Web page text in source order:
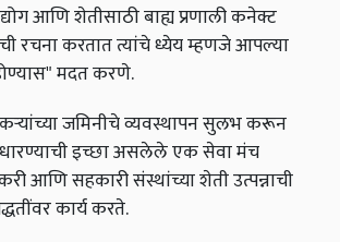
आणि शेतीसाठी बाह्य प्रणाली कनेक्ट
रचना करतात त्यांचे ध्येय म्हणजे आपल्या
मदत करणे.
जमिनीचे व्यवस्थापन सुलभ करून
सुधारण्याची इच्छा असलेले एक सेवा मंच
आणि सहकारी संस्थांच्या शेती उत्पन्नाची
कार्य करते.